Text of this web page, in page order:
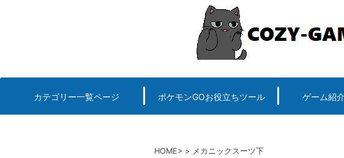
へ
カテゴリー一覧ページ ポケモンGOお役立ちツール ゲーム紹
HOME メカニックスーツ下